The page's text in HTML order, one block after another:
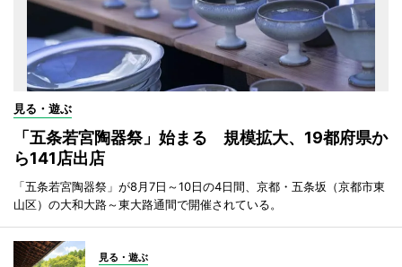
見る・遊ぶ
「五条若宮陶器祭」始まる 規模拡大、19都府県か
ら141店出店
「五条若宮陶器祭」が8月7日～10日の4日間、京都・五条坂（京都市東
山区）の大和大路～東大路通間で開催されている。
見る・遊ぶ